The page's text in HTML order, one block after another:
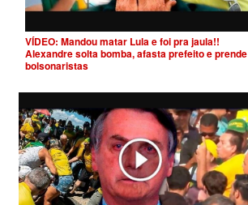
VÍDEO: Mandou matar Lula e foi pra jaula!!
Alexandre solta bomba, afasta prefeito e prende
bolsonaristas